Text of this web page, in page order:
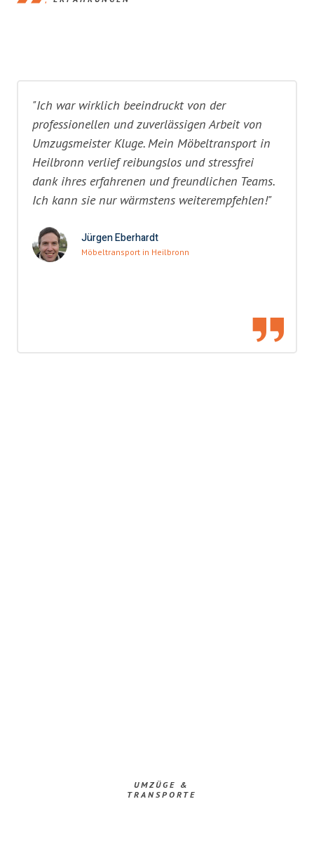
"Ich war wirklich beeindruckt von der
professionellen und zuverlässigen Arbeit von
Umzugsmeister Kluge. Mein Möbeltransport in
Heilbronn verlief reibungslos und stressfrei
dank ihres erfahrenen und freundlichen Teams.
Ich kann sie nur wärmstens weiterempfehlen!"
Jürgen Eberhardt
Möbeltransport in Heilbronn
UMZÜGE &
TRANSPORTE